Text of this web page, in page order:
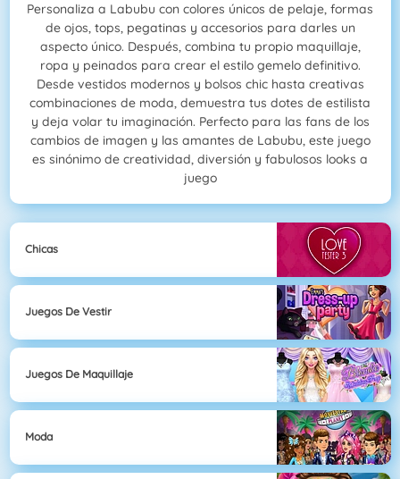
Personaliza a Labubu con colores únicos de pelaje, formas
de ojos, tops, pegatinas y accesorios para darles un
aspecto único. Después, combina tu propio maquillaje,
ropa y peinados para crear el estilo gemelo definitivo.
Desde vestidos modernos y bolsos chic hasta creativas
combinaciones de moda, demuestra tus dotes de estilista
y deja volar tu imaginación. Perfecto para las fans de los
cambios de imagen y las amantes de Labubu, este juego
es sinónimo de creatividad, diversión y fabulosos looks a
juego
Chicas
Juegos De Vestir
Juegos De Maquillaje
Moda